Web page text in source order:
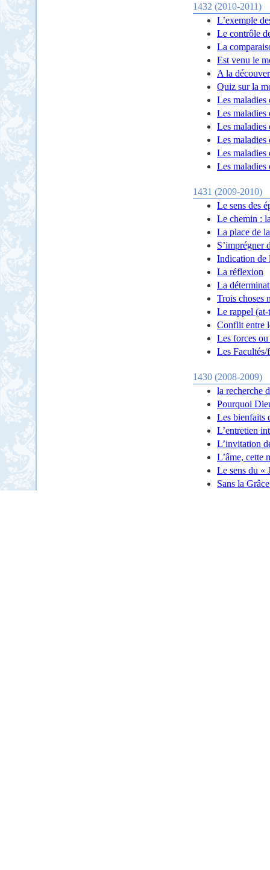
1432 (2010-2011)
L’exemple
Le contrôle
La
Est venu le
A la
Quiz sur la
Les
Les
Les
Les
Les
Les
1431 (2009-2010)
Le sens des
Le chemin :
La place de
S’imprégner
Indication de
La réflexion
La
Trois choses
Le rappel
Conflit entre
Les forces
Les Facultés/
1430 (2008-2009)
la recherche
Pourquoi
Les bienfaits
L’entretien
L’invitation
L’âme, cette
Le sens du «
Sans la